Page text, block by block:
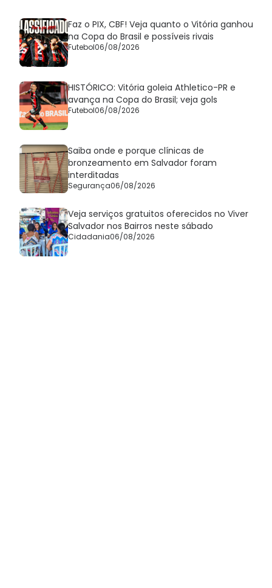
Faz o PIX, CBF! Veja quanto o Vitória ganhou
na Copa do Brasil e possíveis rivais
Futebol06/08/2026
HISTÓRICO: Vitória goleia Athletico-PR e
avança na Copa do Brasil; veja gols
Futebol06/08/2026
Saiba onde e porque clínicas de
bronzeamento em Salvador foram
interditadas
Segurança06/08/2026
Veja serviços gratuitos oferecidos no Viver
Salvador nos Bairros neste sábado
Cidadania06/08/2026